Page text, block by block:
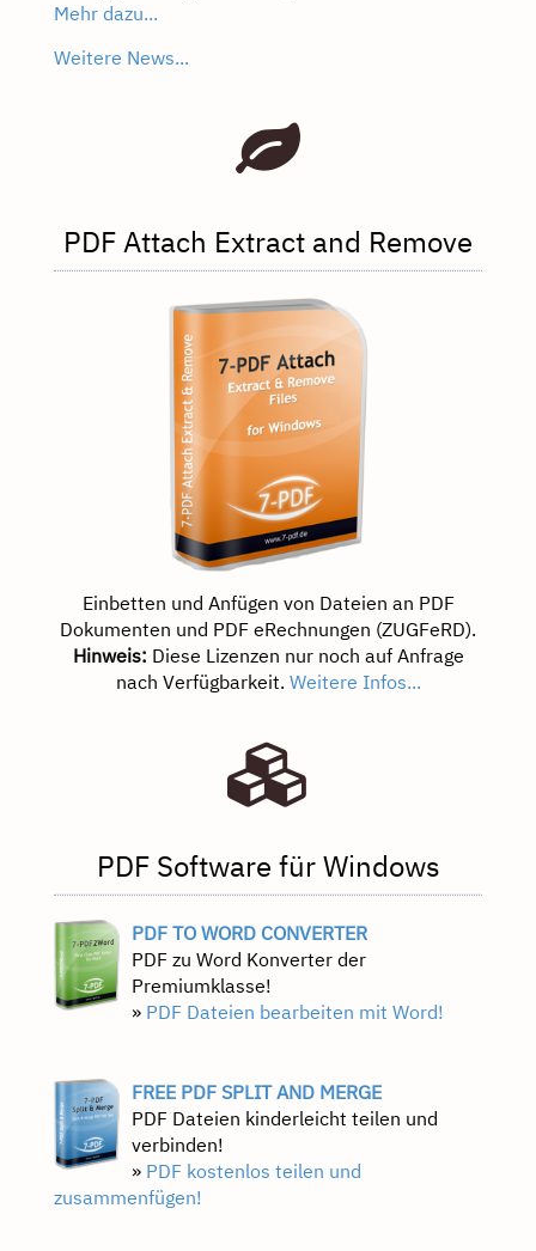
Mehr dazu...
Weitere News...
PDF Attach Extract and Remove
Einbetten und Anfügen von Dateien an PDF
Dokumenten und PDF eRechnungen (ZUGFeRD).
Hinweis: Diese Lizenzen nur noch auf Anfrage
nach Verfügbarkeit. Weitere Infos...
PDF Software für Windows
PDF TO WORD CONVERTER
PDF zu Word Konverter der
Premiumklasse!
» PDF Dateien bearbeiten mit Word!
FREE PDF SPLIT AND MERGE
PDF Dateien kinderleicht teilen und
verbinden!
» PDF kostenlos teilen und
zusammenfügen!